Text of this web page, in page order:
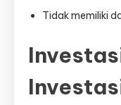
Tidak memiliki